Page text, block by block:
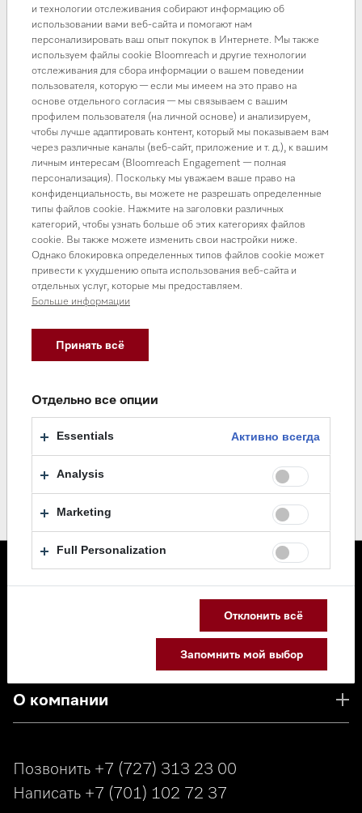
и технологии отслеживания собирают информацию об
использовании вами веб-сайта и помогают нам
персонализировать ваш опыт покупок в Интернете. Мы также
используем файлы cookie Bloomreach и другие технологии
отслеживания для сбора информации о вашем поведении
пользователя, которую — если мы имеем на это право на
основе отдельного согласия — мы связываем с вашим
профилем пользователя (на личной основе) и анализируем,
чтобы лучше адаптировать контент, который мы показываем вам
через различные каналы (веб-сайт, приложение и т. д.), к вашим
личным интересам (Bloomreach Engagement — полная
персонализация). Поскольку мы уважаем ваше право на
конфиденциальность, вы можете не разрешать определенные
типы файлов cookie. Нажмите на заголовки различных
категорий, чтобы узнать больше об этих категориях файлов
cookie. Вы также можете изменить свои настройки ниже.
Однако блокировка определенных типов файлов cookie может
привести к ухудшению опыта использования веб-сайта и
отдельных услуг, которые мы предоставляем.
Больше информации
Принять всё
Отдельно все опции
Essentials Активно всегда
Analysis
Marketing
Full Personalization
Отклонить всё
Запомнить мой выбор
О компании
Позвонить +7 (727) 313 23 00
Написать +7 (701) 102 72 37